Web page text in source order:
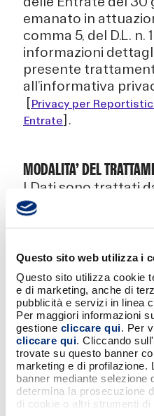
Questo sito web utilizza i
Questo sito utilizza cookie
e di marketing, anche di
pubblicità e servizi in linea
Per maggiori informazioni
gestione cliccare qui. Per
cliccare qui. Cliccando
trovate su questo banner
marketing e di profilazione.
banner mediante selezione
determina la prosecuzione
di cookie o altri strumenti
emanato in
comma 5, del D.L. n.
informazioni
presente
all’informativa
[Privacy per
Entrate].
MODALITA’ DEL
I Dati sono trattati
mediante
autorizzato e
soggetti che,
del trattamento (“
forniscano attività
funzionamento dei
sono trattati
perseguimento
indicate e
strumenti
automatizzati,
l’adozione di